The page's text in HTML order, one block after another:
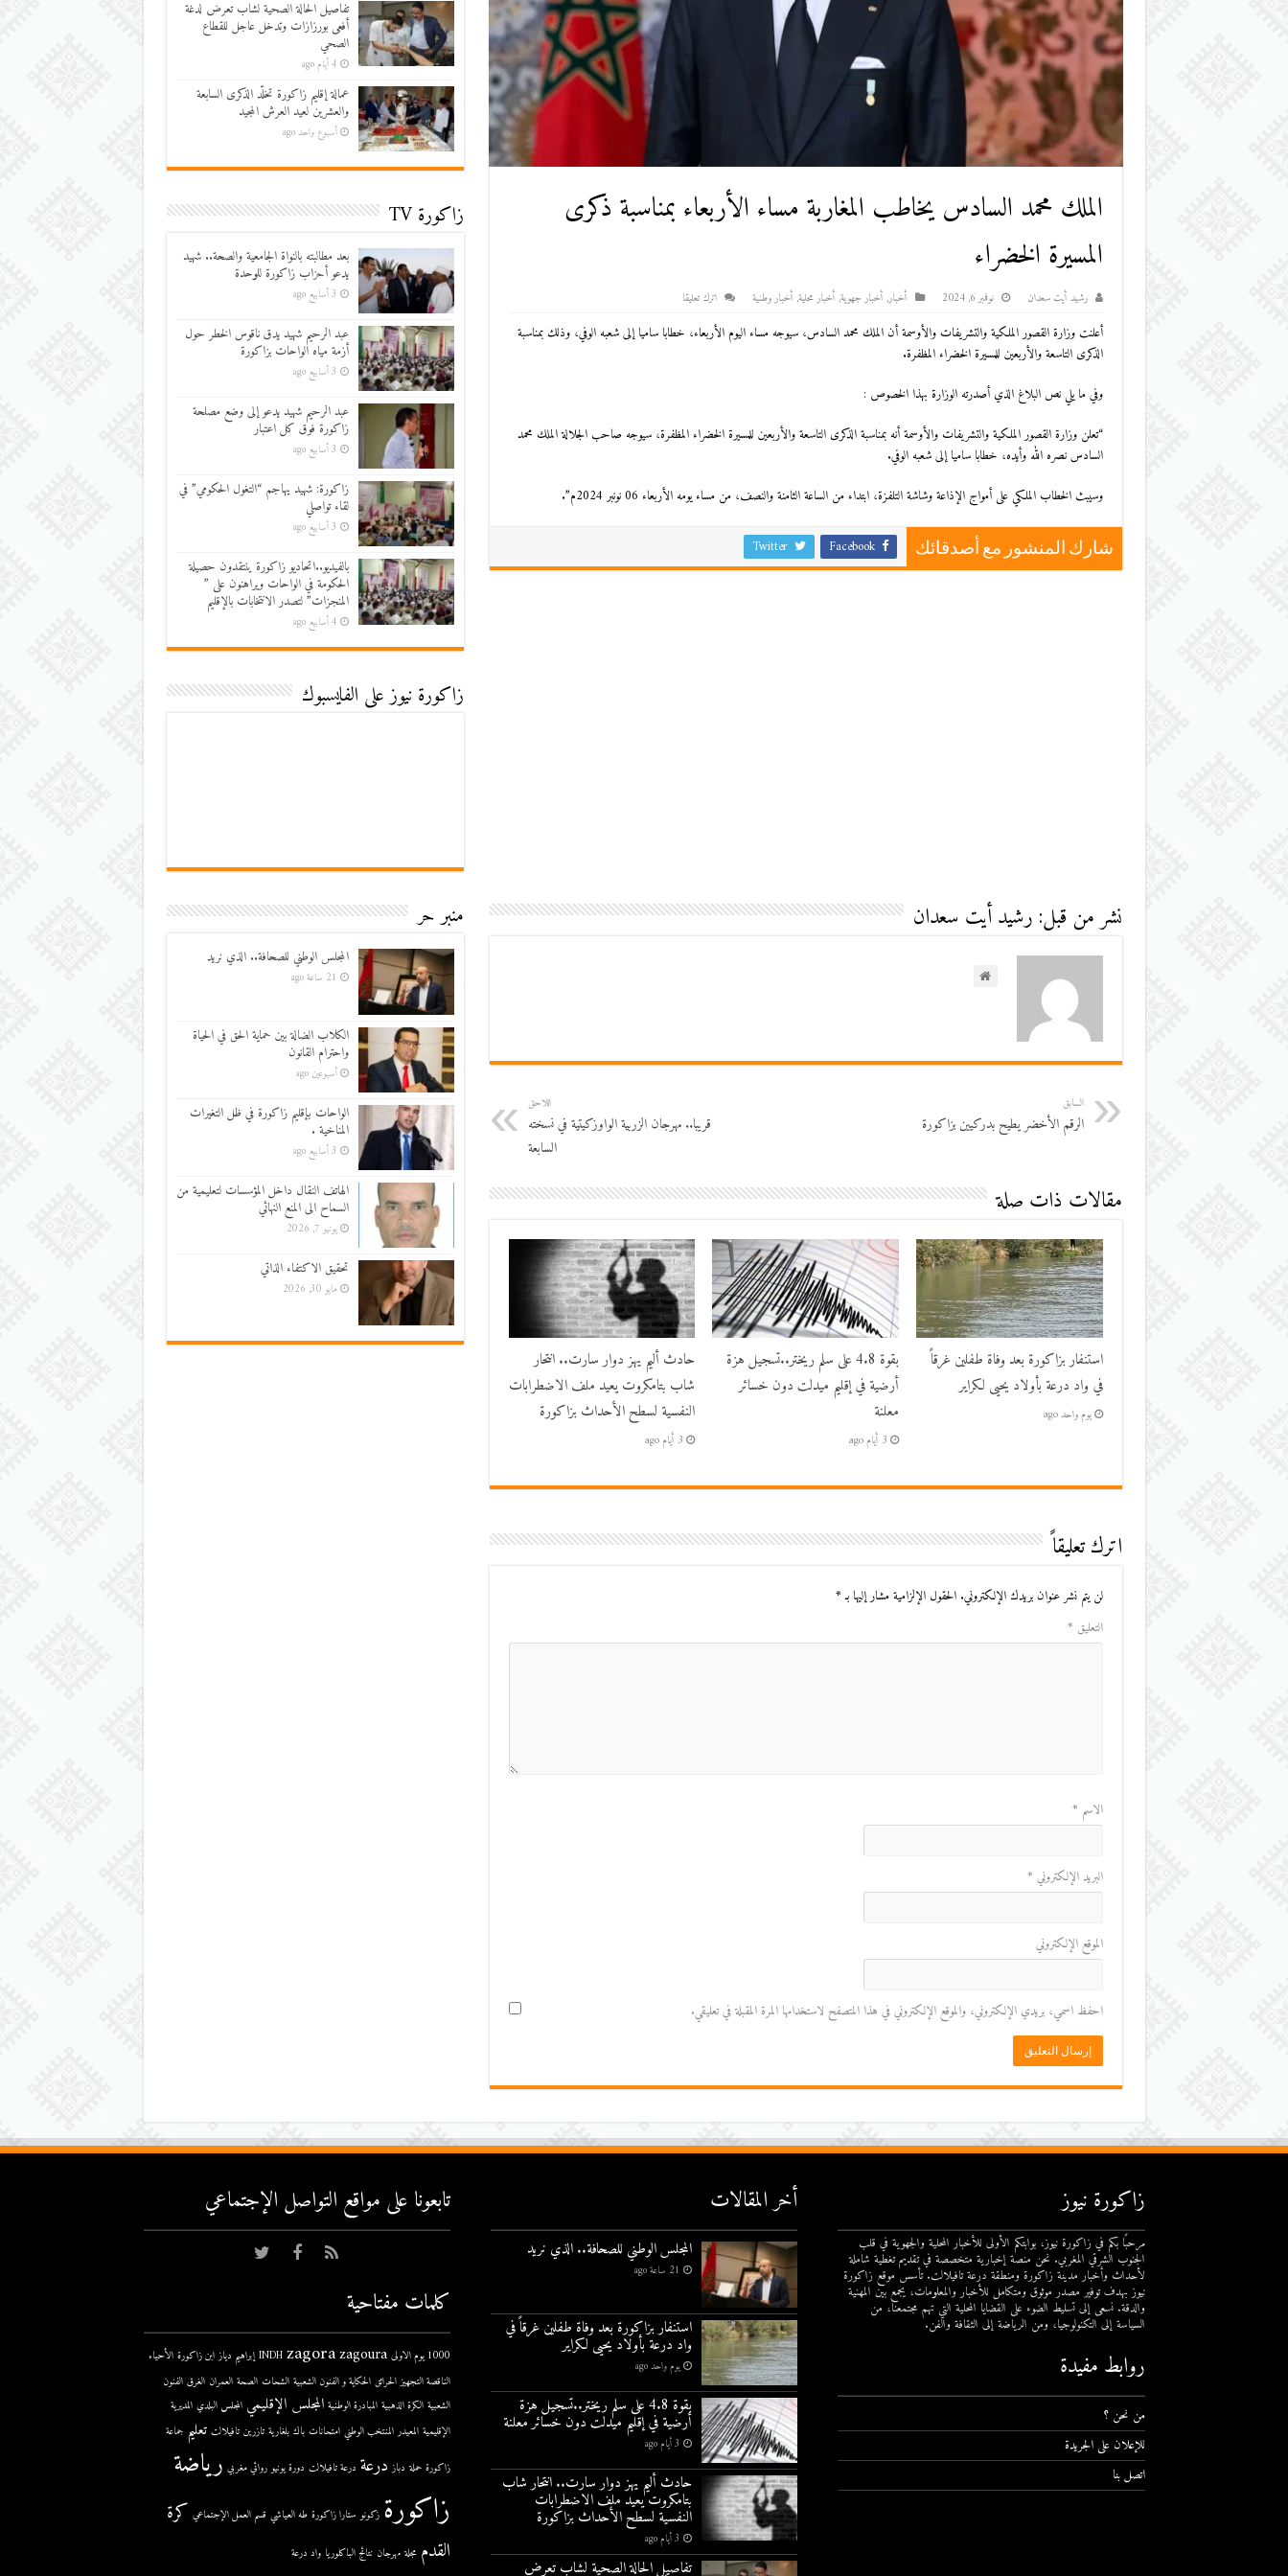
الملك محمد السادس يخاطب المغاربة مساء الأربعاء بمناسبة ذكرى
المسيرة الخضراء
رشيد أيت سعدان نوفمبر 6, 2024 أخبار, أخبار جهوية, أخبار محلية, أخبار وطنية اترك تعليقا
أعلنت وزارة القصور الملكية والتشريفات والأوسمة أن الملك محمد السادس، سيوجه مساء اليوم الأربعاء، خطابا ساميا إلى شعبه الوفي، وذلك بمناسبة
الذكرى التاسعة والأربعين للمسيرة الخضراء المظفرة.
وفي ما يلي نص البلاغ الذي أصدرته الوزارة بهذا الخصوص :
“تعلن وزارة القصور الملكية والتشريفات والأوسمة أنه بمناسبة الذكرى التاسعة والأربعين للمسيرة الخضراء المظفرة، سيوجه صاحب الجلالة الملك محمد
السادس نصره الله وأيده، خطابا ساميا إلى شعبه الوفي.
وسيبث الخطاب الملكي على أمواج الإذاعة وشاشة التلفزة، ابتداء من الساعة الثامنة والنصف، من مساء يومه الأربعاء 06 نونبر 2024م”.
شارك المنشور مع أصدقائك Facebook
Twitter
نشر من قبل: رشيد أيت سعدان
السابق
الرقم الأخضر يطيح بدركيين بزاكورة
اللاحق
قريبا.. مهرجان الزربية الواوزكيتية في نسخته
السابعة
مقالات ذات صلة
استنفار بزاكورة بعد وفاة طفلين غرقاً
في واد درعة بأولاد يحيى لكراير
يوم واحد ago
بقوة 4.8 على سلم ريختر..تسجيل هزة
أرضية في إقليم ميدلت دون خسائر
معلنة
3 أيام ago
حادث أليم يهز دوار سارت.. انتحار
شاب بتامكروت يعيد ملف الاضطرابات
النفسية لسطح الأحداث بزاكورة
3 أيام ago
اترك تعليقاً
لن يتم نشر عنوان بريدك الإلكتروني. الحقول الإلزامية مشار إليها بـ*
التعليق *
الاسم *
البريد الإلكتروني *
الموقع الإلكتروني
احفظ اسمي، بريدي الإلكتروني، والموقع الإلكتروني في هذا المتصفح لاستخدامها المرة المقبلة في تعليقي.
تفاصيل الحالة الصحية لشاب تعرض لدغة
أفعى بورزازات وتدخل عاجل للقطاع
الصحي
4 أيام ago
عمالة إقليم زاكورة تخلّد الذكرى السابعة
والعشرين لعيد العرش المجيد
أسبوع واحد ago
زاكورة TV
بعد مطالبته بالنواة الجامعية والصحة.. شهيد
يدعو أحزاب زاكورة للوحدة
3 أسابيع ago
عبد الرحيم شهيد يدق ناقوس الخطر حول
أزمة مياه الواحات بزاكورة
3 أسابيع ago
عبد الرحيم شهيد يدعو إلى وضع مصلحة
زاكورة فوق كل اعتبار
3 أسابيع ago
زاكورة: شهيد يهاجم “التغول الحكومي” في
لقاء تواصلي
3 أسابيع ago
بالفيديو..اتحاديو زاكورة ينتقدون حصيلة
الحكومة في الواحات ويراهنون على ”
المنجزات” لتصدر الانتخابات بالإقليم
4 أسابيع ago
زاكورة نيوز على الفايسبوك
منبر حر
المجلس الوطني للصحافة.. الذي نريد
21 ساعة ago
الكلاب الضالة بين حماية الحق في الحياة
واحترام القانون
أسبوعين ago
الواحات بإقليم زاكورة في ظل التغيرات
المناخية .
3 أسابيع ago
الهاتف النقال داخل المؤسسات لتعليمية من
السماح الى المنع النهائي
يونيو 7, 2026
تحقيق الاكتفاء الذاتي
مايو 30, 2026
زاكورة نيوز
مرحبًا بكم في زاكورة نيوز، بوابتكم الأولى للأخبار المحلية والجهوية في قلب
الجنوب الشرقي المغربي. نحن منصة إخبارية متخصصة في تقديم تغطية شاملة
لأحداث وأخبار مدينة زاكورة ومنطقة درعة تافيلالت. تأسس موقع زاكورة
نيوز بهدف توفير مصدر موثوق ومتكامل للأخبار والمعلومات، يجمع بين المهنية
والدقة. نسعى إلى تسليط الضوء على القضايا المحلية التي تهم مجتمعنا، من
السياسة إلى التكنولوجيا، ومن الرياضة إلى الثقافة والفن.
روابط مفيدة
من نحن ؟
للإعلان على الجريدة
اتصل بنا
أخر المقالات
المجلس الوطني للصحافة.. الذي نريد
21 ساعة ago
استنفار بزاكورة بعد وفاة طفلين غرقاً في
واد درعة بأولاد يحيى لكراير
يوم واحد ago
بقوة 4.8 على سلم ريختر..تسجيل هزة
أرضية في إقليم ميدلت دون خسائر معلنة
3 أيام ago
حادث أليم يهز دوار سارت.. انتحار شاب
بتامكروت يعيد ملف الاضطرابات
النفسية لسطح الأحداث بزاكورة
3 أيام ago
تفاصيل الحالة الصحية لشاب تعرض
تابعونا على مواقع التواصل اﻹجتماعي
كلمات مفتاحية
1000 يوم الاولى INDH zagorazagoura إبراهيم دياز ابن زاكورة الأحياء
الناقصة التجهيز الحرائق الحكاية و الفنون الشعبية الشحات الصحة العمران الغرق الفنون
الشعبية الكرة الذهبية المبادرة الوطنية المجلس الإقليمي المجلس البلدي المديرية
الإقليمية المعيدر المنتخب الوطني امتحانات باك بلغارية تازرين تافيلالت تعليم جماعة
زاكورة حملة دباز درعة درعة تافيلالت دورة يونيو روائي مغربي رياضة
زاكورة زكونو ستارا زاكورة طه العياشي قسم العمل الإجتماعي كرة
القدم مجلة مهرجان نتائج الباكلوريا واد درعة